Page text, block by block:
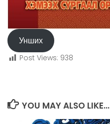
Унших
Post Views: 938
YOU MAY ALSO LIKE...